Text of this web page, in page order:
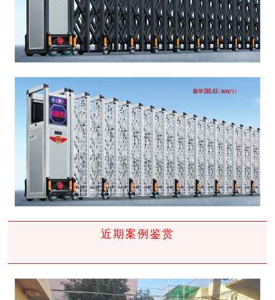
近期案例鉴赏